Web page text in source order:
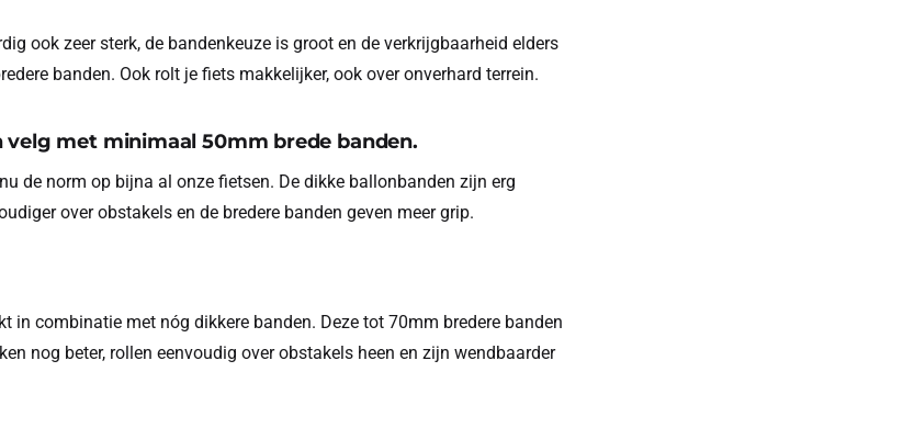
ook zeer sterk, de bandenkeuze is groot en de verkrijgbaarheid elders
banden. Ook rolt je fiets makkelijker, ook over onverhard terrein.
met minimaal 50mm brede banden.
de norm op bijna al onze fietsen. De dikke ballonbanden zijn erg
over obstakels en de bredere banden geven meer grip.
in combinatie met nóg dikkere banden. Deze tot 70mm bredere banden
nog beter, rollen eenvoudig over obstakels heen en zijn wendbaarder